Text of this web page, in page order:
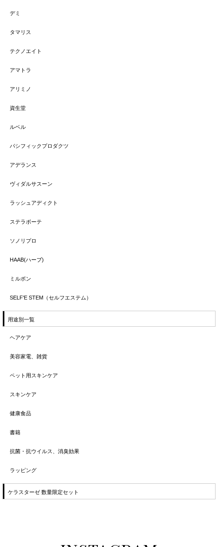
デミ
タマリス
テクノエイト
アマトラ
アリミノ
資生堂
ルベル
パシフィックプロダクツ
アデランス
ヴィダルサスーン
ラッシュアディクト
ステラボーテ
ソノリプロ
HAAB(ハーブ)
ミルボン
SELF'E STEM（セルフエステム）
用途別一覧
ヘアケア
美容家電、雑貨
ペット用スキンケア
スキンケア
健康食品
書籍
抗菌・抗ウイルス、消臭効果
ラッピング
ケラスターゼ 数量限定セット